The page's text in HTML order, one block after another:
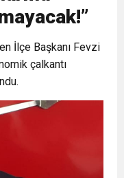
İlçe Başkanı Fevzi
çalkantı